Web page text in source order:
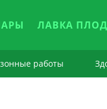
ЛАВКА
работы